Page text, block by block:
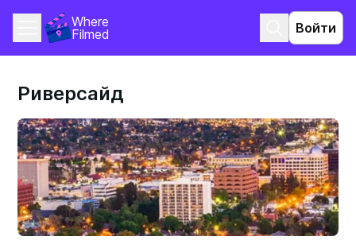
Where
Filmed
Войти
Риверсайд